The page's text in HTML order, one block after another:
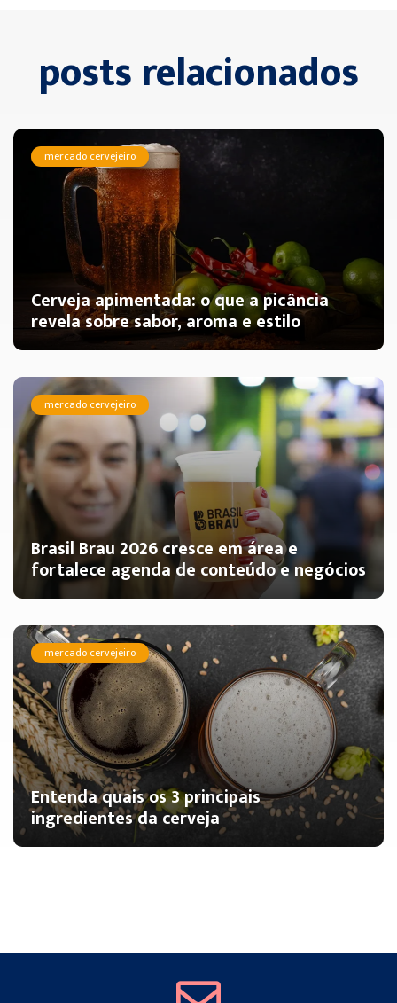
posts relacionados
mercado cervejeiro
Cerveja apimentada: o que a picância
revela sobre sabor, aroma e estilo
mercado cervejeiro
Brasil Brau 2026 cresce em área e
fortalece agenda de conteúdo e negócios
mercado cervejeiro
Entenda quais os 3 principais
ingredientes da cerveja